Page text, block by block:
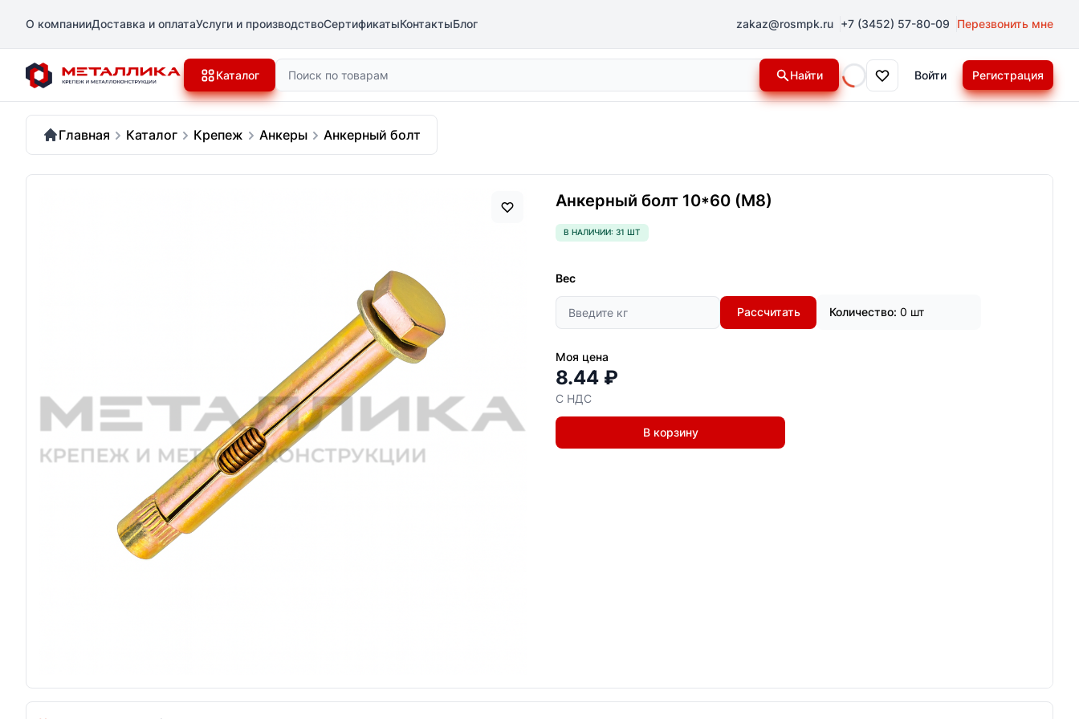
О компанииДоставка и оплатаУслуги и производствоСертификатыКонтактыБлог zakaz@rosmpk.ru +7 (3452) 57-80-09 Перезвонить мне
Каталог Поиск Найти
Loading...
Войти Регистрация
Главная Каталог Крепеж Анкеры Анкерный болт
Анкерный болт 10*60 (М8)
В НАЛИЧИИ: 31 ШТ
Вес
Рассчитать Количество: 0 шт
Моя цена
8.44 ₽
С НДС
В корзину